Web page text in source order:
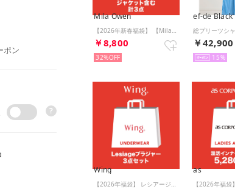
ポン
?
Mila Owen
￥8,800
32%
ef-de Black
￥42,900
15
Wing as